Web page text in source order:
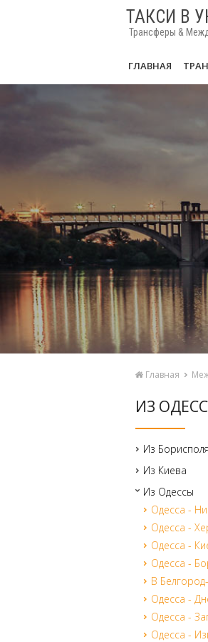
ТАКСИ В
Трансферы &
ГЛАВНАЯ
Главная
ИЗ
Из Борисполя
Из Киева
Из Одессы
Одесса -
Одесса -
Одесса -
Одесса -
В
Одесса -
Одесса -
Одесса -